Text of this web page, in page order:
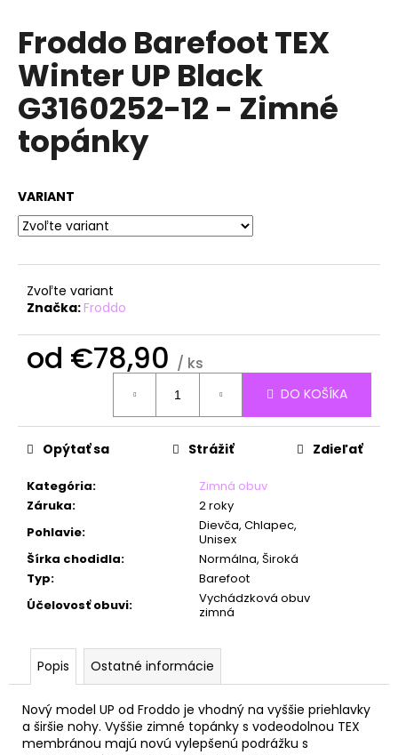
Froddo Barefoot TEX
Winter UP Black
G3160252-12 - Zimné
topánky
VARIANT
Zvoľte variant
Značka:Froddo
od €78,90 / ks
DO KOŠÍKA
Kategória:
Zimná obuv
Záruka:
2 roky
Pohlavie:
Dievča, Chlapec,
Unisex
Šírka chodidla:
Normálna, Široká
Typ:
Barefoot
Účelovosť obuvi:
Vychádzková obuv
zimná
Opýtať sa Strážiť Zdieľať
Popis Ostatné informácie
Nový model UP od Froddo je vhodný na vyššie priehlavky
a širšie nohy. Vyššie zimné topánky s vodeodolnou TEX
membránou majú novú vylepšenú podrážku s
j
s
ť
?
O
d
o
a
m
e